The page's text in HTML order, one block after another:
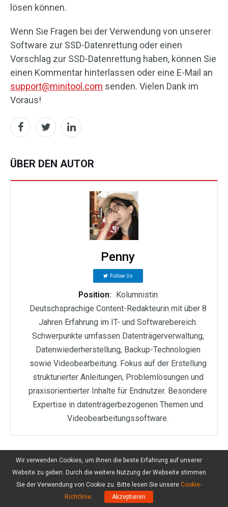
lösen können.
Wenn Sie Fragen bei der Verwendung von unserer
Software zur SSD-Datenrettung oder einen
Vorschlag zur SSD-Datenrettung haben, können Sie
einen Kommentar hinterlassen oder eine E-Mail an
support@minitool.com senden. Vielen Dank im
Voraus!
ÜBER DEN AUTOR
Penny
Follow Us
Position:
Kolumnistin
Deutschsprachige Content-Redakteurin mit über 8
Jahren Erfahrung im IT- und Softwarebereich.
Schwerpunkte umfassen Datenträgerverwaltung,
Datenwiederherstellung, Backup-Technologien
sowie Videobearbeitung. Fokus auf der Erstellung
strukturierter Anleitungen, Problemlösungen und
praxisorientierter Inhalte für Endnutzer. Besondere
Expertise in datenträgerbezogenen Themen und
Videobearbeitungssoftware.
Wir verwenden Cookies, um Ihnen die beste Erfahrung auf unserer
Website zu geben. Durch die weitere Nutzung der Webseite stimmen
Sie der Verwendung von Cookie zu. Bitte lesen Sie unsere Cookie-
Richtlinie. Akzeptieren